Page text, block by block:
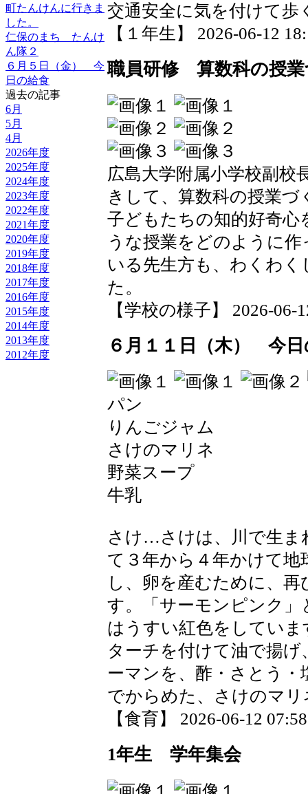
町たんけんに行きま
した。
仁保のまち たんけ
ん隊２
６月５日（金） 今
日の給食
過去の記事
6月
5月
4月
2026年度
2025年度
2024年度
2023年度
2022年度
2021年度
2020年度
2019年度
2018年度
2017年度
2016年度
2015年度
2014年度
2013年度
2012年度
交通安全に気を付けて
【１年生】 2026-06-12
職員研修 算数科の授業
広島大学附属小学校副校
きして、算数科の授業
子どもたちの知的好奇
うな授業をどのように
いる先生方も、わくわ
た。
【学校の様子】 2026-06-
６月１１日（木） 今日
パン
りんごジャム
さけのマリネ
野菜スープ
牛乳
さけ…さけは、川で生ま
て３年から４年かけて
し、卵を産むために、
す。「サーモンピンク
はうすい紅色をしてい
ターチを付けて油で揚
ーマンを、酢・さとう
でからめた、さけのマリ
【食育】 2026-06-12
1年生 学年集会